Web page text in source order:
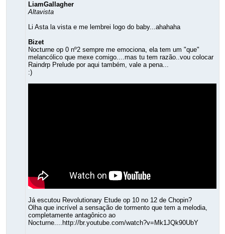
LiamGallagher
Altavista
Li Asta la vista e me lembrei logo do baby...ahahaha
Bizet
Nocturne op 0 nº2 sempre me emociona, ela tem um "que"
melancólico que mexe comigo....mas tu tem razão..vou colocar
Raindrp Prelude por aqui também, vale a pena...
:)
Já escutou Revolutionary Etude op 10 no 12 de Chopin?
Olha que incrível a sensação de tormento que tem a melodia,
completamente antagônico ao
Nocturne....http://br.youtube.com/watch?v=Mk1JQk90UbY